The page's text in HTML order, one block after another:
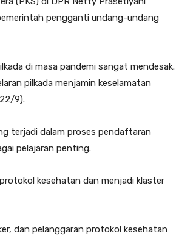
pengganti undang-undang
di masa pandemi sangat mendesak.
pilkada menjamin keselamatan
9).
terjadi dalam proses pendaftaran
pelajaran penting.
kesehatan dan menjadi klaster
dan pelanggaran protokol kesehatan